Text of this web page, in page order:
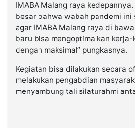
IMABA Malang raya
besar bahwa wabah pandemi ini
agar IMABA Malang raya di
baru bisa mengoptimalkan kerja-
dengan maksimal” pungkasnya.
Kegiatan bisa dilakukan secara
melakukan pengabdian
menyambung tali silaturahmi